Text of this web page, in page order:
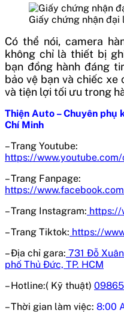
Giấy chứng nhận đại
Có thể nói, camera
không chỉ là thiết bị
bạn đồng hành đáng
bảo vệ bạn và chiếc xe
và tiện lợi tối ưu trong
Thiện Auto – Chuyên phụ
Chí Minh
– Trang Youtube:
https://
– Trang Fanpage:
https://
– Trang Instagram: https://
– Trang Tiktok: https://
– Địa chỉ gara: 731 Đỗ
phố Thủ Đức, TP. HCM
– Hotline:( Kỹ thuật)
– Thời gian làm việc: 8:00